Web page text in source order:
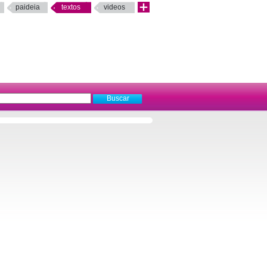
paideia textos videos